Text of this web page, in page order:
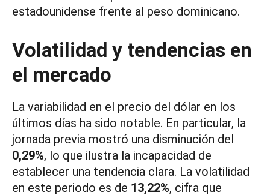
estadounidense frente al peso dominicano.
Volatilidad y tendencias en
el mercado
La variabilidad en el precio del dólar en los
últimos días ha sido notable. En particular, la
jornada previa mostró una disminución del
0,29%, lo que ilustra la incapacidad de
establecer una tendencia clara. La volatilidad
en este periodo es de 13,22%, cifra que